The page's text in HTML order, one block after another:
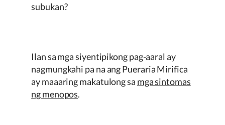
subukan?
Ilan sa mga siyentipikong pag-aaral ay
nagmungkahi pa na angPueraria Mirifica
ay maaaring makatulong sa mga sintomas
ng menopos.